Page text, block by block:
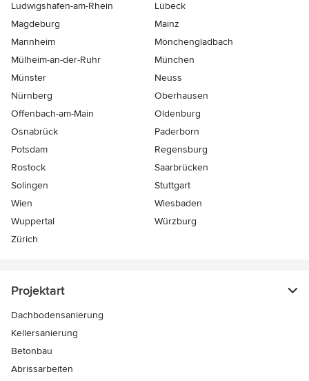
Ludwigshafen-am-Rhein
Lübeck
Magdeburg
Mainz
Mannheim
Mönchen­gladbach
Mülheim-an-der-Ruhr
München
Münster
Neuss
Nürnberg
Oberhausen
Offenbach-am-Main
Oldenburg
Osnabrück
Paderborn
Potsdam
Regensburg
Rostock
Saarbrücken
Solingen
Stuttgart
Wien
Wiesbaden
Wuppertal
Würzburg
Zürich
Projektart
Dachbodensanierung
Kellersanierung
Betonbau
Abrissarbeiten